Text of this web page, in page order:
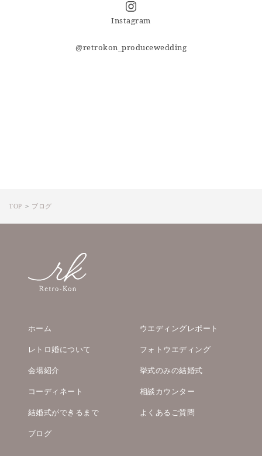
Instagram
@retrokon_producewedding
TOP ブログ
ホーム
ウエディングレポート
レトロ婚について
フォトウエディング
会場紹介
挙式のみの結婚式
コーディネート
相談カウンター
結婚式ができるまで
よくあるご質問
ブログ